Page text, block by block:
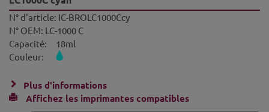
N° d'article: IC-BROLC1000Ccy
N° OEM: LC-1000 C
Capacité:
18ml
Couleur:
Plus d'informations
Affichez les imprimantes compatibles